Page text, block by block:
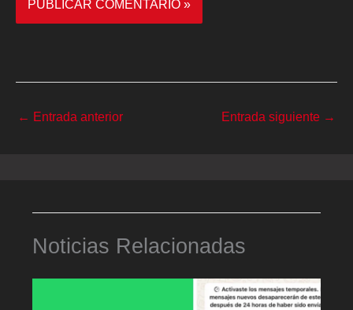
← Entrada anterior Entrada siguiente →
Noticias Relacionadas